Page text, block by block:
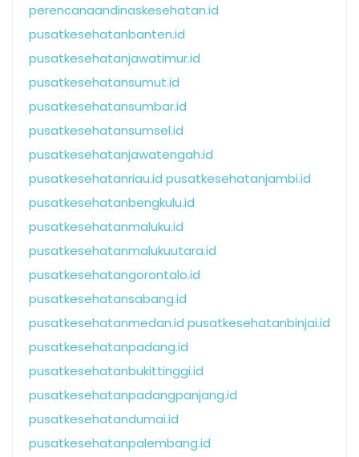
perencanaandinaskesehatan.id
pusatkesehatanbanten.id
pusatkesehatanjawatimur.id
pusatkesehatansumut.id
pusatkesehatansumbar.id
pusatkesehatansumsel.id
pusatkesehatanjawatengah.id
pusatkesehatanriau.id pusatkesehatanjambi.id
pusatkesehatanbengkulu.id
pusatkesehatanmaluku.id
pusatkesehatanmalukuutara.id
pusatkesehatangorontalo.id
pusatkesehatansabang.id
pusatkesehatanmedan.id pusatkesehatanbinjai.id
pusatkesehatanpadang.id
pusatkesehatanbukittinggi.id
pusatkesehatanpadangpanjang.id
pusatkesehatandumai.id
pusatkesehatanpalembang.id